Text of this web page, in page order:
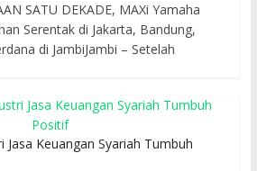
SATU DEKADE, MAXi Yamaha
Serentak di Jakarta, Bandung,
di JambiJambi – Setelah
Jasa Keuangan Syariah Tumbuh